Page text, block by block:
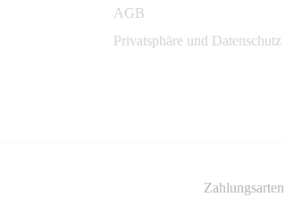
AGB
Privatsphäre und Datenschutz
Zahlungsarten